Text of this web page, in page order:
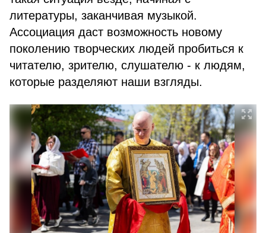
литературы, заканчивая музыкой.
Ассоциация даст возможность новому
поколению творческих людей пробиться к
читателю, зрителю, слушателю - к людям,
которые разделяют наши взгляды.